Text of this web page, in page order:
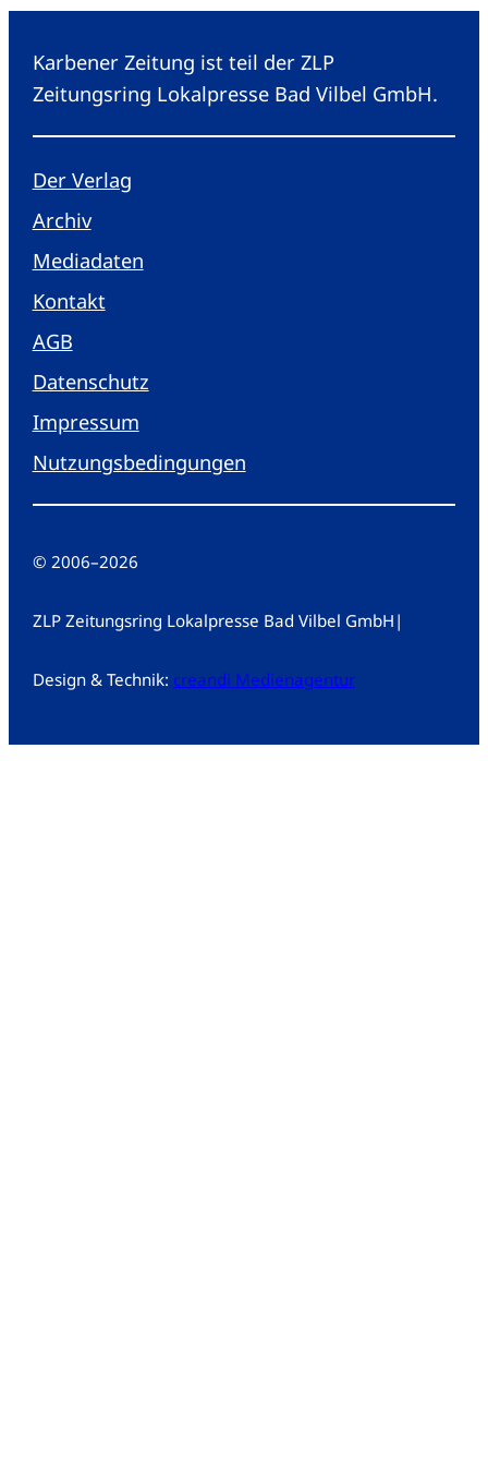
Karbener Zeitung ist teil der ZLP
Zeitungsring Lokalpresse Bad Vilbel GmbH.
Der Verlag
Archiv
Mediadaten
Kontakt
AGB
Datenschutz
Impressum
Nutzungsbedingungen
© 2006–2026
ZLP Zeitungsring Lokalpresse Bad Vilbel GmbH |
Design & Technik: creandi Medienagentur